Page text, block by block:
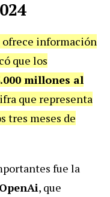
ofrece información
que los
millones al
que representa
tres meses de
fue la
, que